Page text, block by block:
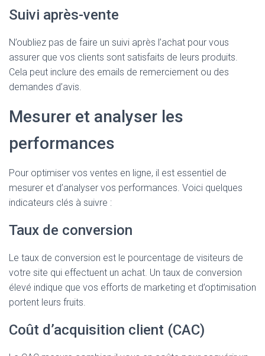
Suivi après-vente
N’oubliez pas de faire un suivi après l’achat pour vous
assurer que vos clients sont satisfaits de leurs produits.
Cela peut inclure des emails de remerciement ou des
demandes d’avis.
Mesurer et analyser les
performances
Pour optimiser vos ventes en ligne, il est essentiel de
mesurer et d’analyser vos performances. Voici quelques
indicateurs clés à suivre :
Taux de conversion
Le taux de conversion est le pourcentage de visiteurs de
votre site qui effectuent un achat. Un taux de conversion
élevé indique que vos efforts de marketing et d’optimisation
portent leurs fruits.
Coût d’acquisition client (CAC)